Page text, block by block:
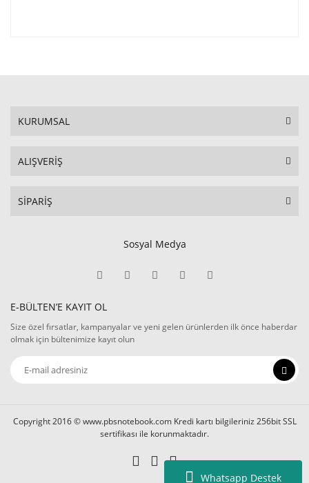
Whatsapp Destek
KURUMSAL
ALIŞVERİŞ
SİPARİŞ
Sosyal Medya
E-BÜLTEN’E KAYIT OL
Size özel fırsatlar, kampanyalar ve yeni gelen ürünlerden ilk önce haberdar
olmak için bültenimize kayıt olun
Copyright 2016 © www.pbsnotebook.com Kredi kartı bilgileriniz 256bit SSL
sertifikası ile korunmaktadır.